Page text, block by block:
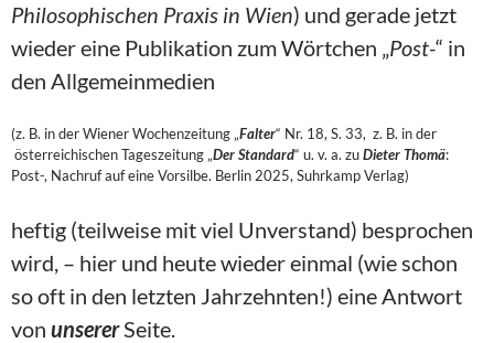
Philosophischen Praxis in Wien) und gerade jetzt
wieder eine Publikation zum Wörtchen „Post-“ in
den Allgemeinmedien
(z. B. in der Wiener Wochenzeitung „Falter“ Nr. 18, S. 33, z. B. in der
österreichischen Tageszeitung „Der Standard“ u. v. a. zuDieter Thomä:
Post-, Nachruf auf eine Vorsilbe. Berlin 2025, Suhrkamp Verlag)
heftig (teilweise mit viel Unverstand) besprochen
wird, – hier und heute wieder einmal (wie schon
so oft in den letzten Jahrzehnten!) eine Antwort
von unsererSeite.